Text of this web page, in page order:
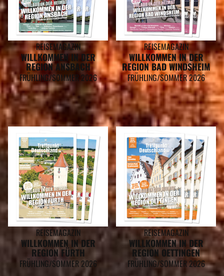
REISEMAGAZIN
WILLKOMMEN IN DER
REGION ANSBACH
FRÜHLING/SOMMER 2026
REISEMAGAZIN
WILLKOMMEN IN DER
REGION BAD WINDSHEIM
FRÜHLING/SOMMER 2026
REISEMAGAZIN
WILLKOMMEN IN DER
REGION FÜRTH
FRÜHLING/SOMMER 2026
REISEMAGAZIN
WILLKOMMEN IN DER
REGION OETTINGEN
FRÜHLING/SOMMER 2026